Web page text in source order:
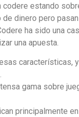
estando
dinero pero
ha sido una
una apuesta.
gama sobre
principalmente